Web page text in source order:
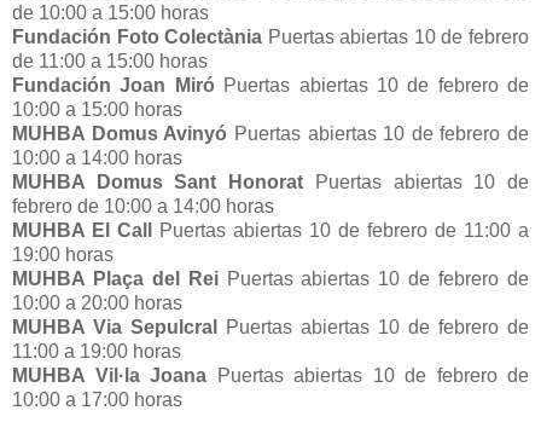
de 10:00 a 15:00 horas
Fundación Foto Colectània Puertas abiertas 10 de febrero
de 11:00 a 15:00 horas
Fundación Joan Miró Puertas abiertas 10 de febrero de
10:00 a 15:00 horas
MUHBA Domus Avinyó Puertas abiertas 10 de febrero de
10:00 a 14:00 horas
MUHBA Domus Sant Honorat Puertas abiertas 10 de
febrero de 10:00 a 14:00 horas
MUHBA El Call
Puertas abiertas 10 de febrero de 11:00 a
19:00 horas
MUHBA Plaça del ReiPuertas abiertas 10 de febrero de
10:00 a 20:00 horas
MUHBA Via Sepulcral
Puertas abiertas 10 de febrero de
11:00 a 19:00 horas
MUHBA Vil·la Joana Puertas abiertas 10 de febrero de
10:00 a 17:00 horas